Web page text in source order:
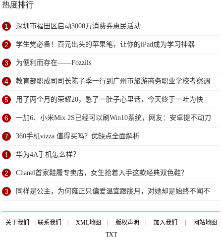
热度排行
1 深圳市福田区启动3000万消费券惠民活动
2 学生党必备！百元出头的苹果笔，让你的iPad成为学习神器
3 为便利而存在——Fozzils
4 教育部职成司司长陈子季一行到广州市旅游商务职业学校考察调
研
5 用了两个月的荣耀20，憋了一肚子心里话，今天终于一吐为快
6 一加6、小米Mix 2S已经可以刷Win10系统，网友：安卓提不动刀
了？
7 360手机vizza 值得买吗？优缺点全面解析
1 华为4A手机怎么样？
2 Chanel首家鞋履专卖店，女生抢着入手这款经典双色鞋？
3 同样是公主，为何雍正只偏爱温宜跟胧月，对她却是始终不闻不
问？
关于我们 联系我们 XML地图 版权声明 加入我们
网站地图
TXT